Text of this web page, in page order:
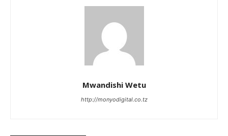
Mwandishi Wetu
http://monyodigital.co.tz